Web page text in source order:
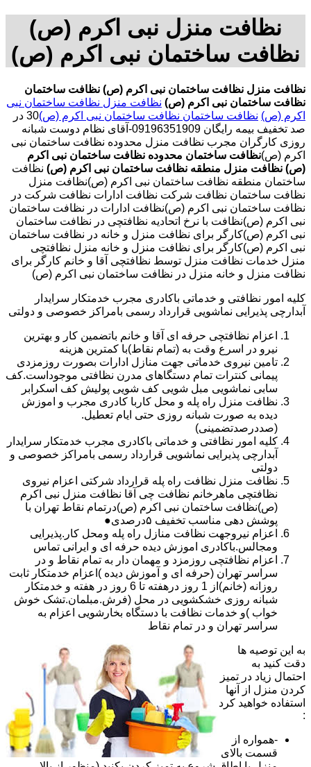
نظافت منزل نبی اکرم (ص)
نظافت ساختمان نبی اکرم (ص)
نظافت منزل نظافت ساختمان نبی اکرم (ص) نظافت ساختمان
نظافت ساختمان نبی اکرم (ص) نظافت منزل نظافت ساختمان نبی
اکرم (ص) نظافت ساختمان نظافت ساختمان نبی اکرم (ص)
30 در
صد تخفیف بیمه رایگان 09196351909-آقای نظام دوست شبانه
روزی کارگران مجرب نظافت منزل محدوده نظافت ساختمان نبی
اکرم (ص)نظافت ساختمان محدوده نظافت ساختمان نبی اکرم
(ص) نظافت منزل منطقه نظافت ساختمان نبی اکرم (ص) نظافت
ساختمان منطقه نظافت ساختمان نبی اکرم (ص)نظافت منزل
نظافت ساختمان نظافت شرکت نظافت ادارات نظافت شرکت در
نظافت ساختمان نبی اکرم (ص)نظافت ادارات در نظافت ساختمان
نبی اکرم (ص)نظافت با نرخ اتحادیه نظافتچی در نظافت ساختمان
نبی اکرم (ص)کارگر برای نظافت منزل و خانه در نظافت ساختمان
نبی اکرم (ص)کارگر برای نظافت منزل و خانه منزل نظافتچی
منزل خدمات نظافت منزل توسط نظافتچی آقا و خانم کارگر برای
نظافت منزل و خانه منزل در نظافت ساختمان نبی اکرم (ص)
کلیه امور نظافتی و خدماتی باکادری مجرب خدمتکار سرایدار
آبدارچی پذیرایی نماشویی قرارداد رسمی بامراکز خصوصی و دولتی
اعزام نظافتچی حرفه ای آقا و خانم باتضمین کار و بهترین
نیرو در اسرع وقت به (تمام نقاط)با کمترین هزینه
تامین نیروی خدماتی جهت منازل ادارات بصورت روزمزدی
پیمانی کنترات تمام دستگاهای مدرن نظافتی موجوداست.کف
سابی نماشویی مبل شویی کف شویی پولیش کف اسکرابر
نظافت منزل راه پله و محل کاربا کادری مجرب و اموزش
دیده به صورت شبانه روزی حتی ایام تعطیل.
(صددرصدتضمینی)
کلیه امور نظافتی و خدماتی باکادری مجرب خدمتکار سرایدار
آبدارچی پذیرایی نماشویی قرارداد رسمی بامراکز خصوصی و
دولتی
نظافت منزل نظافت راه پله قرارداد شرکتی اعزام نیروی
نظافتچی ماهرخانم نظافت چی آقا نظافت منزل نبی اکرم
(ص)نظافت ساختمان نبی اکرم (ص)درتمام نقاط تهران با
پوشش دهی مناسب تخفیف ۵درصدی●
اعزام نیروجهت نظافت منازل راه پله ومحل کار.پذیرایی
ومجالس.باکادری اموزش دیده حرفه ای و ایرانی تماس
اعزام نظافتچی روزمزد و مهمان دار به تمام نقاط و در
سراسر تهران (حرفه ای و آموزش دیده )اعزام خدمتکار ثابت
روزانه (خانم)از 1 روز درهفته تا 6 روز در هفته و خدمتکار
شبانه روزی خشکشویی در محل (فرش.مبلمان.تشک خوش
خواب )و خدمات نظافت با دستگاه بخارشویی اعزام به
سراسر تهران و در تمام نقاط
به این توصیه ها
دقت کنید به
احتمال زیاد در تمیز
کردن منزل از آنها
استفاده خواهید کرد
:
-همواره از
قسمت بالای